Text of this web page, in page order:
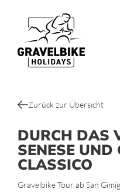
Zurück zur Übersicht
DURCH DAS
SENESE UND
CLASSICO
Gravelbike Tour ab San